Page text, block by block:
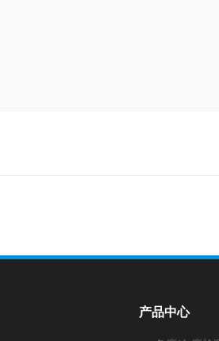
产品中心